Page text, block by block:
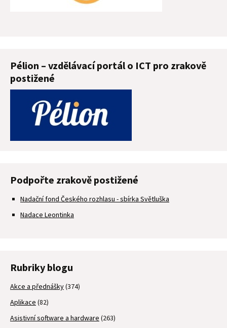
Pélion – vzdělávací portál o ICT pro zrakově
postižené
Podpořte zrakově postižené
Nadační fond Českého rozhlasu - sbírka Světluška
Nadace Leontinka
Rubriky blogu
Akce a přednášky(374)
Aplikace (82)
Asistivní software a hardware (263)